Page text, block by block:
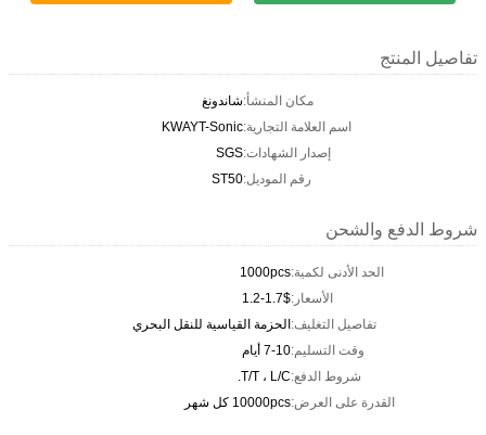
تفاصيل المنتج
مكان المنشأ:شاندونغ
اسم العلامة التجارية:KWAYT-Sonic
إصدار الشهادات:SGS
رقم الموديل:ST50
شروط الدفع والشحن
الحد الأدنى لكمية:1000pcs
الأسعار:1.2-1.7$
تفاصيل التغليف:الحزمة القياسية للنقل البحري
وقت التسليم:7-10 أيام
شروط الدفع:T/T ، L/C.
القدرة على العرض:10000pcs كل شهر